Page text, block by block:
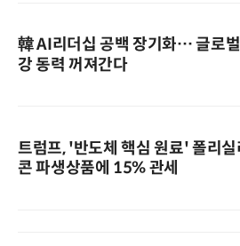
韓 AI리더십 공백 장기화… 글로
강 동력 꺼져간다
트럼프, '반도체 핵심 원료' 폴리실
콘 파생상품에 15% 관세